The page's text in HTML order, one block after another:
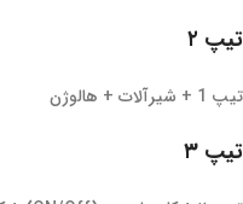
تیپ ۲
تیپ 1 + شیرآلات + هالوژن
تیپ ۳